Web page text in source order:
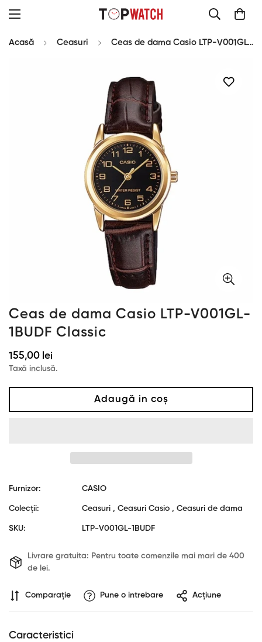
Acasă Ceasuri Ceas de dama Casio LTP-V001GL-1BUDF Classic
Ceas de dama Casio LTP-V001GL-
1BUDF Classic
Preț
obișnuit
155,00 lei
Taxă inclusă.
Adaugă in coş
Furnizor: CASIO
Colecții: Ceasuri , Ceasuri Casio , Ceasuri de dama
SKU: LTP-V001GL-1BUDF
Livrare gratuita: Pentru toate comenzile mai mari de 400
de lei.
Comparaţie Pune o intrebare Acțiune
Caracteristici